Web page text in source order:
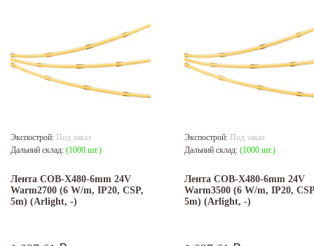
Экспострой: Под заказ
Дальний склад: (1000 шт.)
Лента COB-X480-6mm 24V
Warm2700 (6 W/m, IP20, CSP,
5m) (Arlight, -)
Экспострой: Под заказ
Дальний склад: (1000 шт.)
Лента COB-X480-6mm 24V
Warm3500 (6 W/m, IP20,
5m) (Arlight, -)